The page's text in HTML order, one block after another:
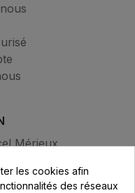
Mérieux
les cookies afin
des réseaux